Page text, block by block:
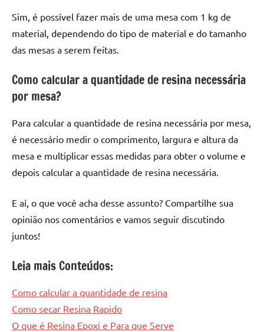
Sim, é possível fazer mais de uma mesa com 1 kg de
material, dependendo do tipo de material e do tamanho
das mesas a serem feitas.
Como calcular a quantidade de resina necessária
por mesa?
Para calcular a quantidade de resina necessária por mesa,
é necessário medir o comprimento, largura e altura da
mesa e multiplicar essas medidas para obter o volume e
depois calcular a quantidade de resina necessária.
E aí, o que você acha desse assunto? Compartilhe sua
opinião nos comentários e vamos seguir discutindo
juntos!
Leia mais Conteúdos:
Como calcular a quantidade de resina
Como secar Resina Rapido
O que é Resina Epoxi e Para que Serve